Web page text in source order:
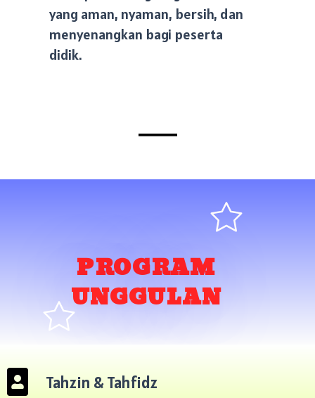
yang aman, nyaman, bersih, dan
menyenangkan bagi peserta
didik.
PROGRAM
UNGGULAN
Tahzin & Tahfidz